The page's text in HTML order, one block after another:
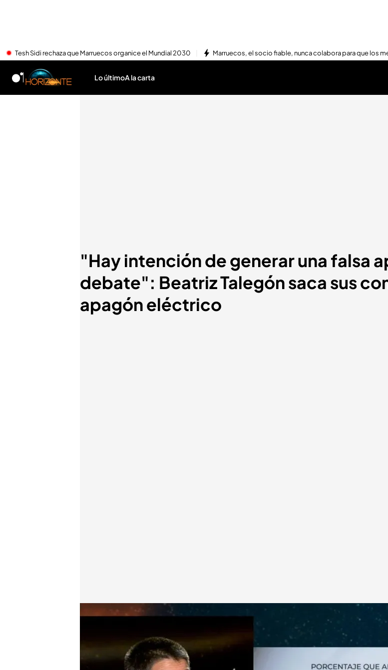
Tesh Sidi rechaza que Marruecos organice el Mundial 2030 Marruecos, el socio fiable, nunca colabora para que los
Lo últimoA la carta
"Hay intención de generar una falsa
debate": Beatriz Talegón saca sus
apagón eléctrico
Beatriz Talegón saca sus conclusiones sobre el apagón eléctrico en 'Horizonte'
Pedro Jiménez
09 MAY 2025 - 02:06h.